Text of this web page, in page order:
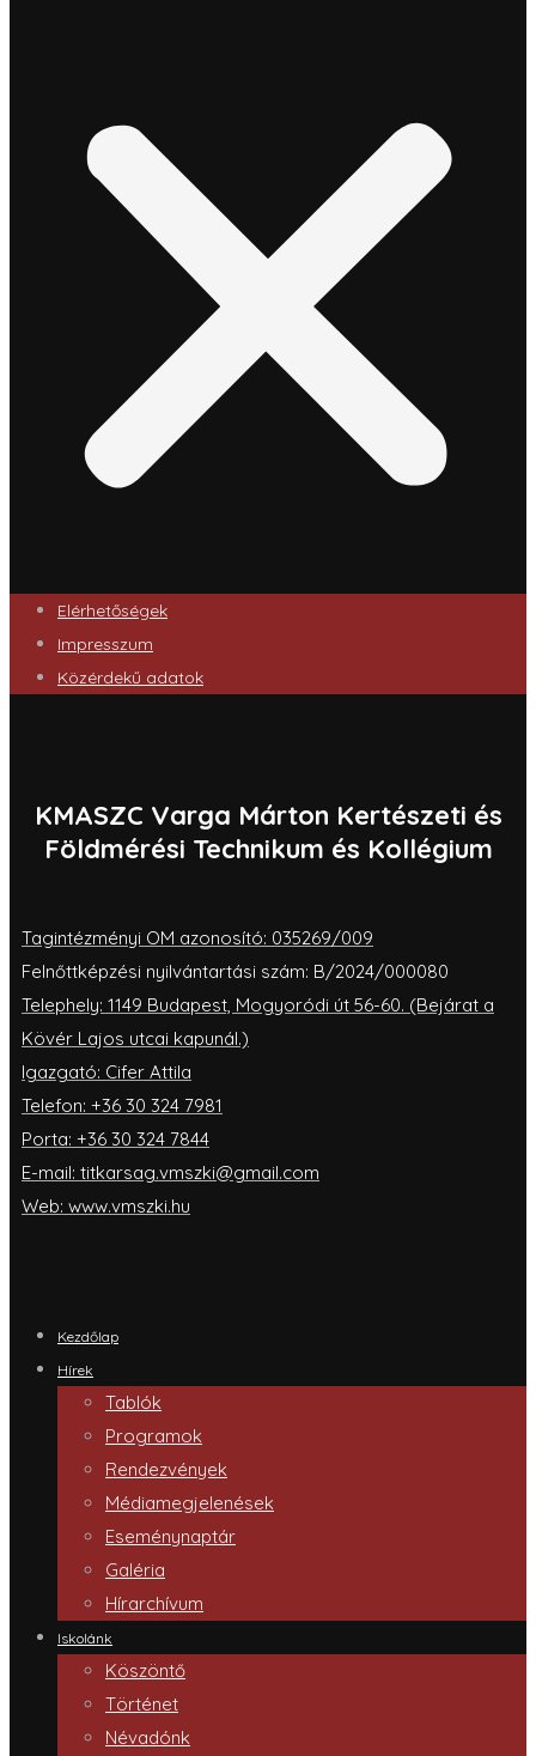
Elérhetőségek
Impresszum
Közérdekű adatok
KMASZC Varga Márton Kertészeti és
Földmérési Technikum és Kollégium
Tagintézményi OM azonosító: 035269/009
Felnőttképzési nyilvántartási szám: B/2024/000080
Telephely: 1149 Budapest, Mogyoródi út 56-60. (Bejárat a
Kövér Lajos utcai kapunál.)
Igazgató: Cifer Attila
Telefon: +36 30 324 7981
Porta: +36 30 324 7844
E-mail: titkarsag.vmszki@gmail.com
Web: www.vmszki.hu
Kezdőlap
Hírek
Tablók
Programok
Rendezvények
Médiamegjelenések
Eseménynaptár
Galéria
Hírarchívum
Iskolánk
Köszöntő
Történet
Névadónk